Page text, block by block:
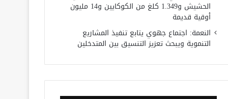
الحشيش و1.349 كلغ من الكوكايين و14 مليون
أوقية قديمة
النعمة: اجتماع جهوي يتابع تنفيذ المشاريع
التنموية ويبحث تعزيز التنسيق بين المتدخلين